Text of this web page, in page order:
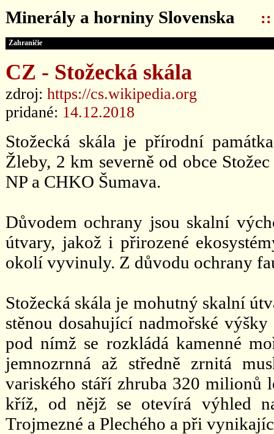
Minerály a horniny Slovenska ::
Zahraničie
CZ - Stožecká skála
zdroj: https://cs.wikipedia.org
pridané: 14.12.2018
Stožecká skála je přírodní
Žleby, 2 km severně od obce
NP a CHKO Šumava.
Důvodem ochrany jsou skalní
útvary, jakož i přirozené
okolí vyvinuly. Z důvodu ochrany
Stožecká skála je mohutný skalní
stěnou dosahující nadmořské
pod nímž se rozkládá kamenné
jemnozrnná až středně zrnitá
variského stáří zhruba 320 milionů
kříž, od nějž se otevírá výhled
Trojmezné a Plechého a při